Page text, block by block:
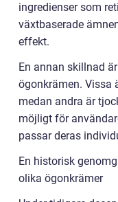
ingredienser som
växtbaserade
effekt.
En annan skillnad
ögonkrämen. Vissa
medan andra är
möjligt för
passar deras
En historisk
olika ögonkrämer